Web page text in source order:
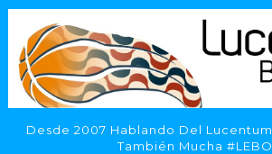
Desde 2007 Hablando Del
También Mucha